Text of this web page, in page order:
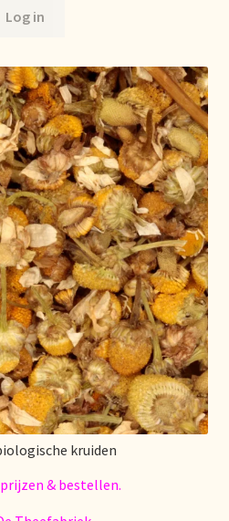
Log in
kruiden
& bestellen.